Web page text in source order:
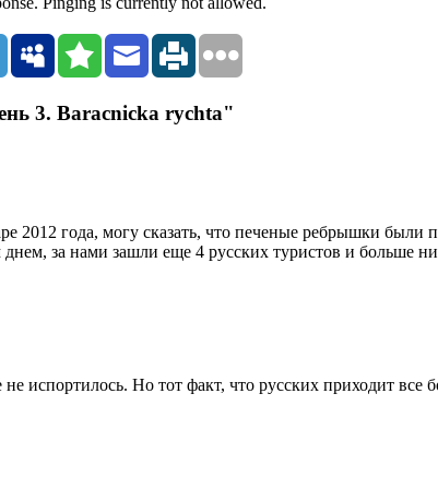
3. Baracnicka rychta"
2012 года, могу сказать, что печеные ребрышки
за нами зашли еще 4 русских туристов и больше
не испортилось. Но тот факт, что русских приходит